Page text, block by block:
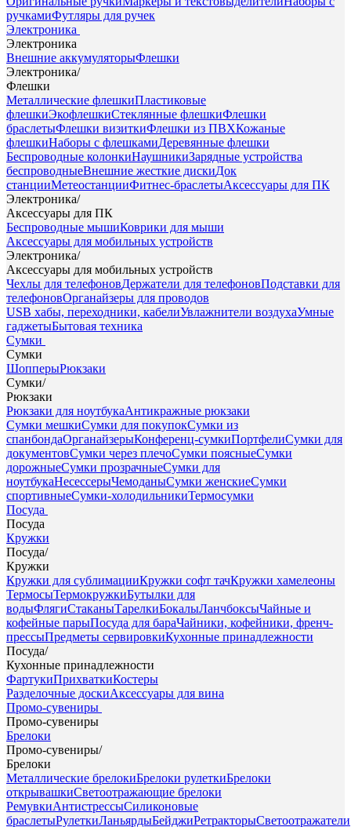
ручкамиФутляры для ручек
Электроника
Электроника
Внешние аккумуляторыФлешки
Электроника/
Флешки
Металлические флешкиПластиковые
флешкиЭкофлешкиСтеклянные флешкиФлешки
браслетыФлешки визиткиФлешки из ПВХКожаные
флешкиНаборы с флешкамиДеревянные флешки
Беспроводные колонкиНаушникиЗарядные устройства
беспроводныеВнешние жесткие дискиДок
станцииМетеостанцииФитнес-браслетыАксессуары для ПК
Электроника/
Аксессуары для ПК
Беспроводные мышиКоврики для мыши
Аксессуары для мобильных устройств
Электроника/
Аксессуары для мобильных устройств
Чехлы для телефоновДержатели для телефоновПодставки для
телефоновОрганайзеры для проводов
USB хабы, переходники, кабелиУвлажнители воздухаУмные
гаджетыБытовая техника
Сумки
Сумки
ШопперыРюкзаки
Сумки/
Рюкзаки
Рюкзаки для ноутбукаАнтикражные рюкзаки
Сумки мешкиСумки для покупокСумки из
спанбондаОрганайзерыКонференц-сумкиПортфелиСумки для
документовСумки через плечоСумки поясныеСумки
дорожныеСумки прозрачныеСумки для
ноутбукаНесессерыЧемоданыСумки женскиеСумки
спортивныеСумки-холодильникиТермосумки
Посуда
Посуда
Кружки
Посуда/
Кружки
Кружки для сублимацииКружки софт тачКружки хамелеоны
ТермосыТермокружкиБутылки для
водыФлягиСтаканыТарелкиБокалыЛанчбоксыЧайные и
кофейные парыПосуда для бараЧайники, кофейники, френч-
прессыПредметы сервировкиКухонные принадлежности
Посуда/
Кухонные принадлежности
ФартукиПрихваткиКостеры
Разделочные доскиАксессуары для вина
Промо-сувениры
Промо-сувениры
Брелоки
Промо-сувениры/
Брелоки
Металлические брелокиБрелоки рулеткиБрелоки
открывашкиСветоотражающие брелоки
РемувкиАнтистрессыСиликоновые
браслетыРулеткиЛаньярдыБейджиРетракторыСветоотражатели